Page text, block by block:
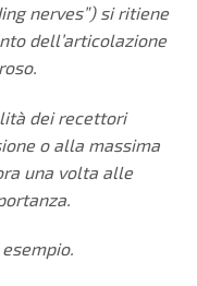
nerves”) si ritiene
dell’articolazione
dei recettori
o alla massima
una volta alle